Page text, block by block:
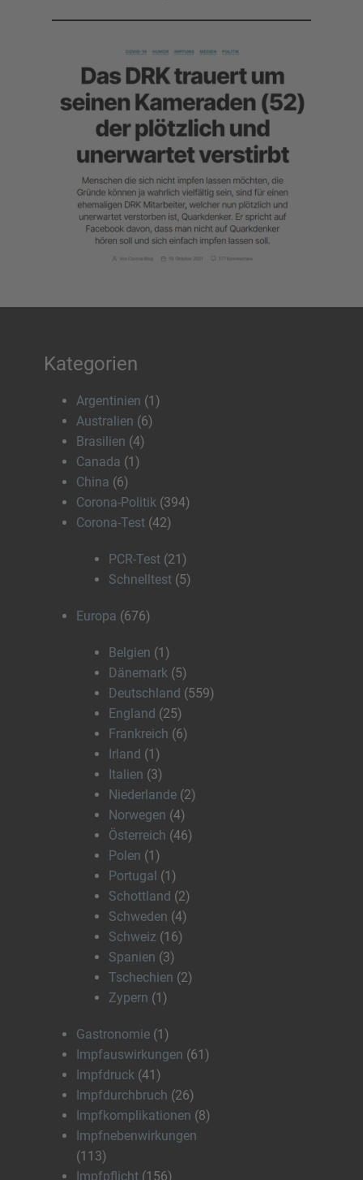
Kategorien
Argentinien (1)
Australien (6)
Brasilien (4)
Canada (1)
China (6)
Corona-Politik (394)
Corona-Test (42)
PCR-Test (21)
Schnelltest (5)
Europa (676)
Belgien (1)
Dänemark (5)
Deutschland (559)
England (25)
Frankreich (6)
Irland (1)
Italien (3)
Niederlande (2)
Norwegen (4)
Österreich (46)
Polen (1)
Portugal (1)
Schottland (2)
Schweden (4)
Schweiz (16)
Spanien (3)
Tschechien (2)
Zypern (1)
Gastronomie (1)
Impfauswirkungen (61)
Impfdruck (41)
Impfdurchbruch (26)
Impfkomplikationen (8)
Impfnebenwirkungen
(113)
Impfpflicht (156)